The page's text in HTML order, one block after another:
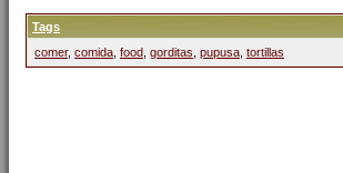
Tags
comer, comida food gorditas pupusa tortillas